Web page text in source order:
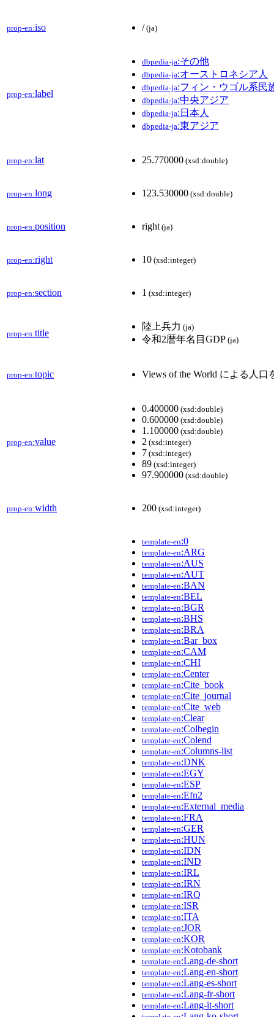
prop-en:iso / (ja)
prop-en:label
dbpedia-ja:その他
dbpedia-ja:オーストロネシア人
dbpedia-ja:フィン・ウゴル系民
dbpedia-ja:中央アジア
dbpedia-ja:日本人
dbpedia-ja:東アジア
prop-en:lat 25.770000 (xsd:double)
prop-en:long 123.530000 (xsd:double)
prop-en:position right (ja)
prop-en:right 10 (xsd:integer)
prop-en:section 1 (xsd:integer)
prop-en:title
陸上兵力 (ja)
令和2暦年名目GDP (ja)
prop-en:topic Views of the World による人
prop-en:value
0.400000 (xsd:double)
0.600000 (xsd:double)
1.100000 (xsd:double)
2 (xsd:integer)
7 (xsd:integer)
89 (xsd:integer)
97.900000 (xsd:double)
prop-en:width 200 (xsd:integer)
template-en:0
template-en:ARG
template-en:AUS
template-en:AUT
template-en:BAN
template-en:BEL
template-en:BGR
template-en:BHS
template-en:BRA
template-en:Bar_box
template-en:CAM
template-en:CHI
template-en:Center
template-en:Cite_book
template-en:Cite_journal
template-en:Cite_web
template-en:Clear
template-en:Colbegin
template-en:Colend
template-en:Columns-list
template-en:DNK
template-en:EGY
template-en:ESP
template-en:Efn2
template-en:External_media
template-en:FRA
template-en:GER
template-en:HUN
template-en:IDN
template-en:IND
template-en:IRL
template-en:IRN
template-en:IRQ
template-en:ISR
template-en:ITA
template-en:JOR
template-en:KOR
template-en:Kotobank
template-en:Lang-de-short
template-en:Lang-en-short
template-en:Lang-es-short
template-en:Lang-fr-short
template-en:Lang-it-short